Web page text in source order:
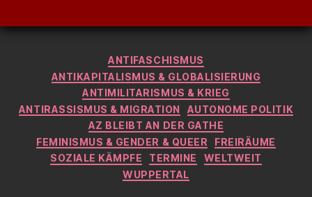
Kategorien
ANTIFASCHISMUS
ANTIKAPITALISMUS & GLOBALISIERUNG
ANTIMILITARISMUS & KRIEG
ANTIRASSISMUS & MIGRATION
AUTONOME POLITIK
AZ BLEIBT AN DER GATHE
FEMINISMUS & GENDER & QUEER
FREIRÄUME
SOZIALE KÄMPFE
TERMINE
WELTWEIT
WUPPERTAL